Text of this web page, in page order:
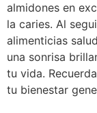
almidones en
la caries. Al
alimenticias
una sonrisa
tu vida.
tu bienestar